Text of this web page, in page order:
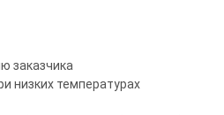
заказчика
низких температурах